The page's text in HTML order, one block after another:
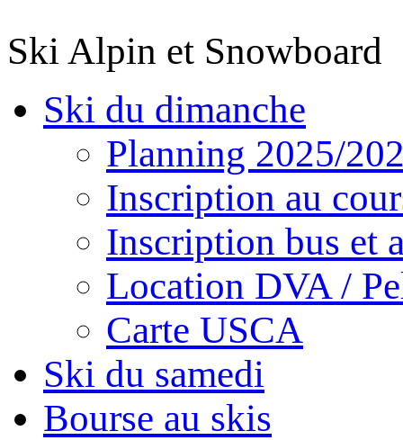
Ski Alpin et Snowboard
Ski du dimanche
Planning 2025/
Inscription au
Inscription bus et
Location DVA /
Carte USCA
Ski du samedi
Bourse au skis